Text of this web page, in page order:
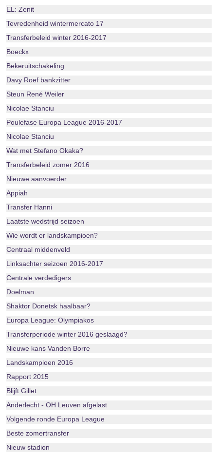
EL: Zenit
Tevredenheid wintermercato 17
Transferbeleid winter 2016-2017
Boeckx
Bekeruitschakeling
Davy Roef bankzitter
Steun René Weiler
Nicolae Stanciu
Poulefase Europa League 2016-2017
Nicolae Stanciu
Wat met Stefano Okaka?
Transferbeleid zomer 2016
Nieuwe aanvoerder
Appiah
Transfer Hanni
Laatste wedstrijd seizoen
Wie wordt er landskampioen?
Centraal middenveld
Linksachter seizoen 2016-2017
Centrale verdedigers
Doelman
Shaktor Donetsk haalbaar?
Europa League: Olympiakos
Transferperiode winter 2016 geslaagd?
Nieuwe kans Vanden Borre
Landskampioen 2016
Rapport 2015
Blijft Gillet
Anderlecht - OH Leuven afgelast
Volgende ronde Europa League
Beste zomertransfer
Nieuw stadion